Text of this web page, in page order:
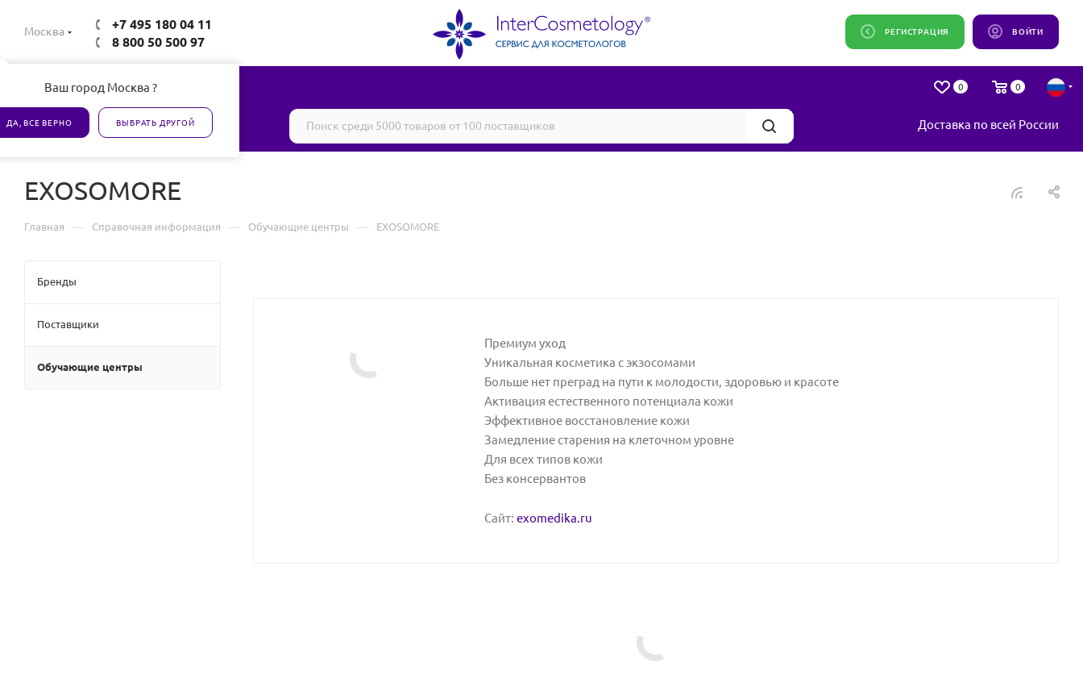
Москва
Ваш город Москва ?
ДА, ВСЕ ВЕРНО ВЫБРАТЬ ДРУГОЙ
+7 495 180 04 11
8 800 50 500 97
ВОЙТИ
РЕГИСТРАЦИЯ
0 0
Все товары сертифицированы Доставка по всей России
EXOSOMORE
Главная — Справочная информация — Обучающие центры — EXOSOMORE
Премиум уход
Уникальная косметика с экзосомами
Больше нет преград на пути к молодости, здоровью и красоте
Активация естественного потенциала кожи
Эффективное восстановление кожи
Замедление старения на клеточном уровне
Для всех типов кожи
Без консервантов
Сайт: exomedika.ru
Бренды
Поставщики
Обучающие центры